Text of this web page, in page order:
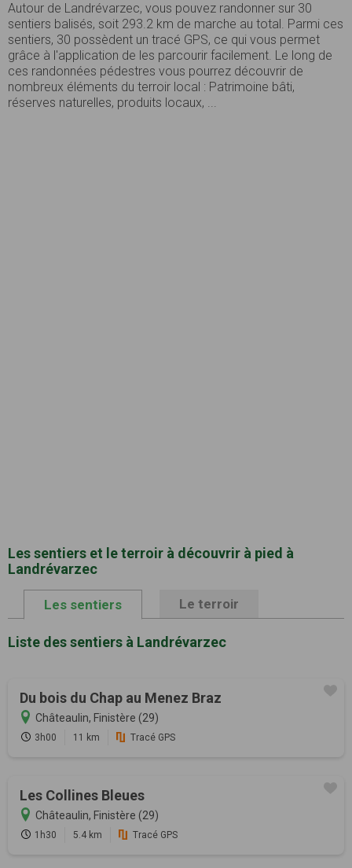
Autour de Landrévarzec, vous pouvez randonner sur 30
sentiers balisés, soit 293.2 km de marche au total. Parmi ces
sentiers, 30 possèdent un tracé GPS, ce qui vous permet
grâce à l'application de les parcourir facilement. Le long de
ces randonnées pédestres vous pourrez découvrir de
nombreux éléments du terroir local : Patrimoine bâti,
réserves naturelles, produits locaux, ...
Les sentiers et le terroir à découvrir à pied à
Landrévarzec
Les sentiers Le terroir
Liste des sentiers à Landrévarzec
Du bois du Chap au Menez Braz
Châteaulin, Finistère (29)
3h00 11 km Tracé GPS
Les Collines Bleues
Châteaulin, Finistère (29)
1h30 5.4 km Tracé GPS